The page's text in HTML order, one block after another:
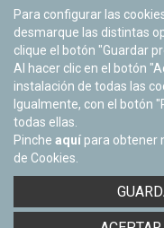
Para configurar las
desmarque las distintas
clique el botón "Guardar
Al hacer clic en el botón
instalación de todas las
Igualmente, con el botón
todas ellas.
Pinche aquí para obtener
de Cookies.